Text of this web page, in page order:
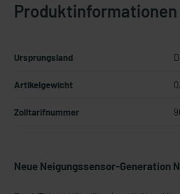
Produktinformationen
Ursprungsland
Artikelgewicht
Zolltarifnummer
Neue Neigungssensor-Generation